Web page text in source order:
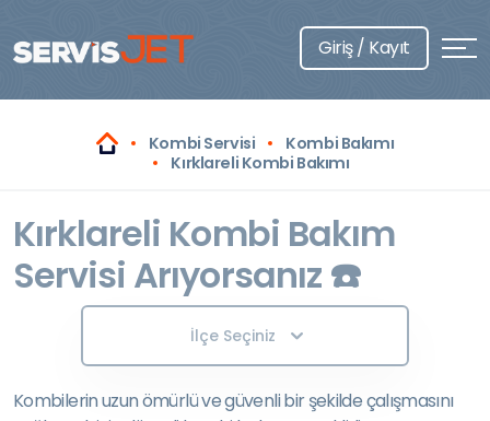
Giriş / Kayıt
Kombi Servisi
Kombi Bakımı
Kırklareli Kombi Bakımı
Kırklareli Kombi Bakım
Servisi Arıyorsanız ☎️
İlçe Seçiniz
Kombilerin uzun ömürlü ve güvenli bir şekilde çalışmasını